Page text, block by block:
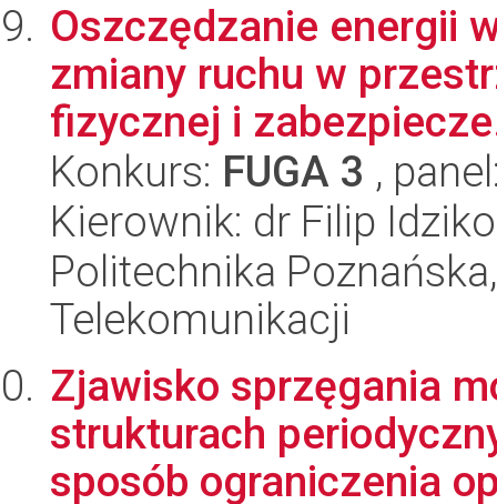
Oszczędzanie energii
zmiany ruchu w
fizycznej i
Konkurs: FUGA 3 ,
Kierownik: dr Filip
Politechnika
Telekomunikacji
Zjawisko sprzęgania
strukturach
sposób ograniczenia